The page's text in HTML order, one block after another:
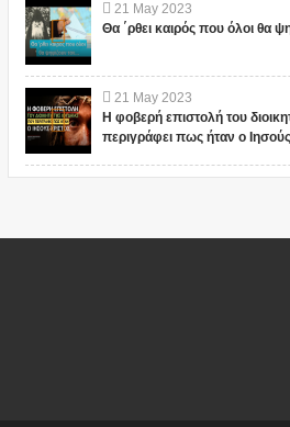
21 May 2023
Θα ΄ρθει καιρός που όλοι θα
21 May 2023
Η φοβερή επιστολή του
περιγράφει πως ήταν ο